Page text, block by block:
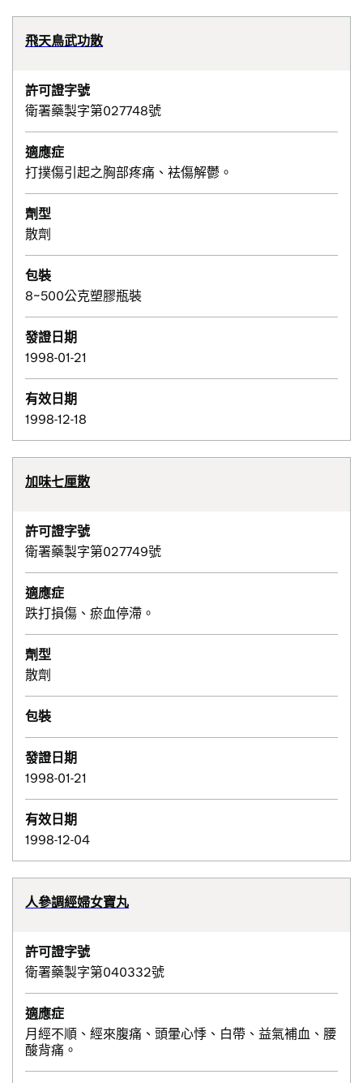
飛天鳥武功散
許可證字號
衛署藥製字第027748號
適應症
打撲傷引起之胸部疼痛、袪傷解鬱。
劑型
散劑
包裝
8~500公克塑膠瓶裝
發證日期
1998-01-21
有效日期
1998-12-18
加味七厘散
許可證字號
衛署藥製字第027749號
適應症
跌打損傷、瘀血停滯。
劑型
散劑
包裝
發證日期
1998-01-21
有效日期
1998-12-04
人參調經婦女寶丸
許可證字號
衛署藥製字第040332號
適應症
月經不順、經來腹痛、頭暈心悸、白帶、益氣補血、腰
酸背痛。